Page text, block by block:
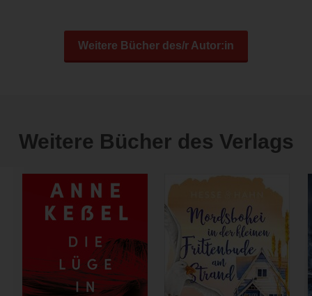
Weitere Bücher des/r Autor:in
Weitere Bücher des Verlags